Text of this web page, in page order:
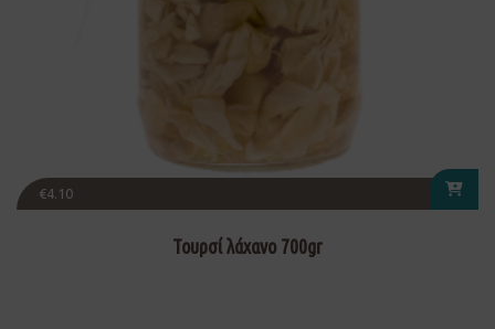
€4.10
Τουρσί λάχανο 700gr